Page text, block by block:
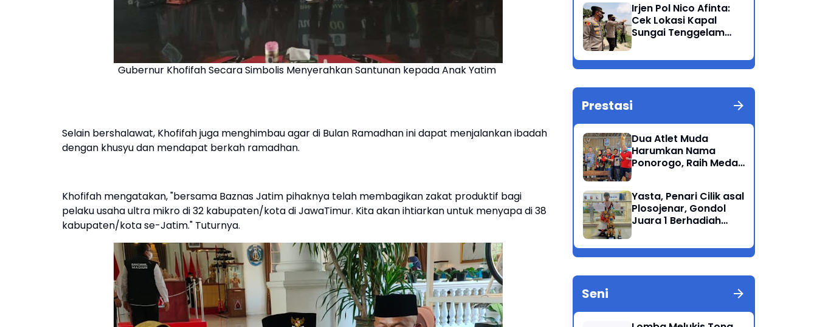
Gubernur Khofifah Secara Simbolis Menyerahkan Santunan kepada Anak Yatim
Selain bershalawat, Khofifah juga menghimbau agar di Bulan Ramadhan ini dapat menjalankan ibadah
dengan khusyu dan mendapat berkah ramadhan.
Khofifah mengatakan, "bersama Baznas Jatim pihaknya telah membagikan zakat produktif bagi
pelaku usaha ultra mikro di 32 kabupaten/kota di JawaTimur. Kita akan ihtiarkan untuk menyapa di 38
kabupaten/kota se-Jatim." Tuturnya.
Bandang
Irjen Pol Nico Afinta:
Cek Lokasi Kapal
Sungai Tenggelam
Tuban
Prestasi
Dua Atlet Muda
Harumkan Nama
Ponorogo, Raih Medali
Jatim
Yasta, Penari Cilik asal
Plosojenar, Gondol
Juara 1 Berhadiah
Nusantara 2025
Seni